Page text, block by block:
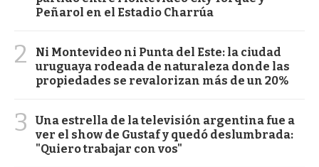
Peñarol en el Estadio Charrúa
2
Ni Montevideo ni Punta del Este: la ciudad
uruguaya rodeada de naturaleza donde las
propiedades se revalorizan más de un 20%
3
Una estrella de la televisión argentina fue a
ver el show de Gustaf y quedó deslumbrada:
"Quiero trabajar con vos"